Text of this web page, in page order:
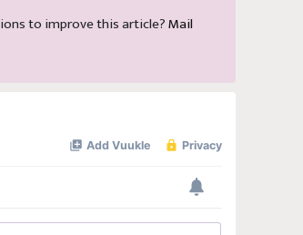
to improve this article?Mail